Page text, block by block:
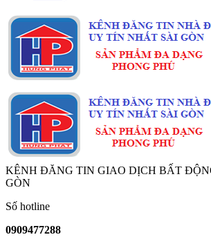
KÊNH ĐĂNG TIN GIAO DỊCH BẤT
GÒN
Số hotline
0909477288